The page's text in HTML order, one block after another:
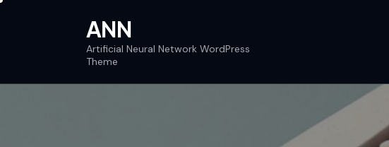
ANN
Artificial Neural Network WordPress
Theme